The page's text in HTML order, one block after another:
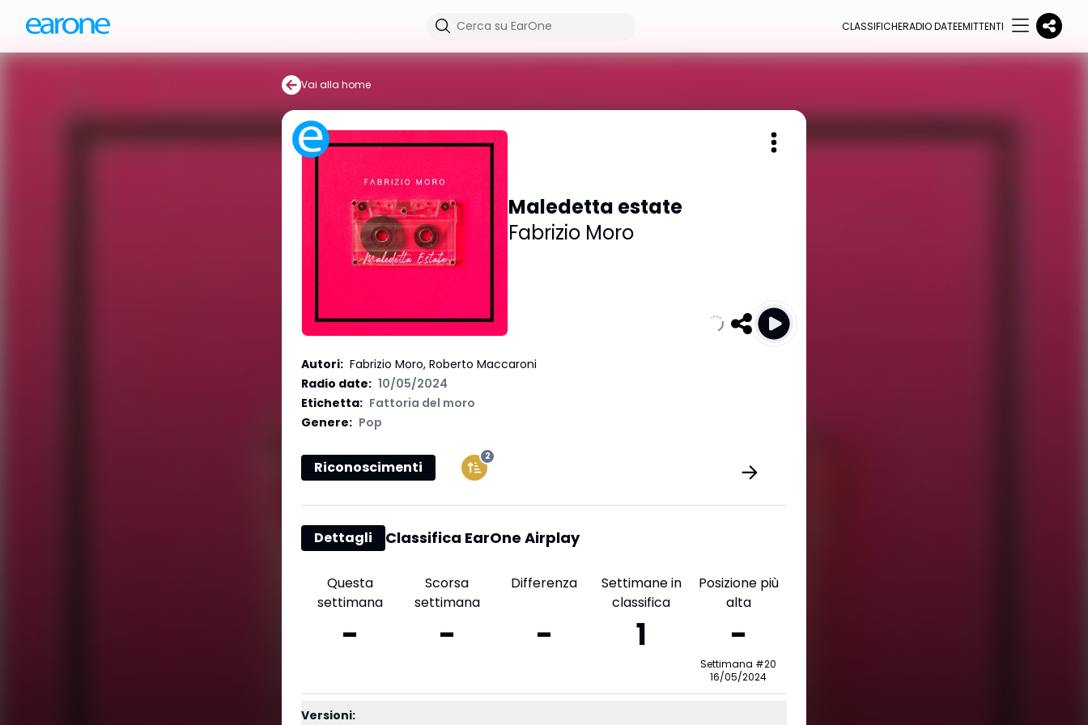
CLASSIFICHERADIO DATEEMITTENTI
Vai alla home
Maledetta estate
Fabrizio Moro
Autori: Fabrizio Moro, Roberto Maccaroni
Radio date: 10/05/2024
Etichetta: Fattoria del moro
Genere: Pop
Riconoscimenti
2
Dettagli Classifica EarOne Airplay
Questa
settimana
-
Scorsa
settimana
-
Differenza
-
Settimane in
classifica
1
Posizione più
alta
-
Settimana #20
16/05/2024
Versioni: